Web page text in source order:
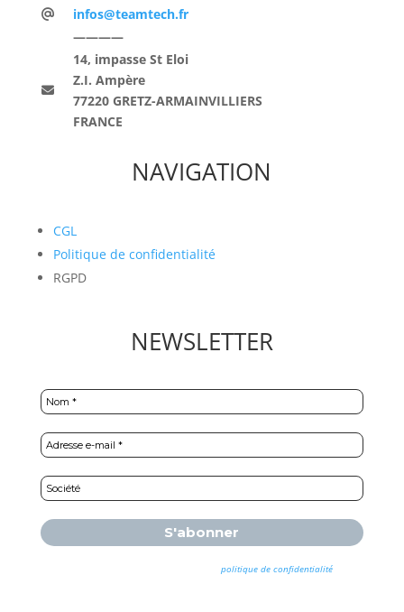
infos@teamtech.fr
————
14, impasse St Eloi
Z.I. Ampère
77220 GRETZ-ARMAINVILLIERS
FRANCE
NAVIGATION
CGL
Politique de confidentialité
RGPD
NEWSLETTER
politique de confidentialitépour
plus d’informations.